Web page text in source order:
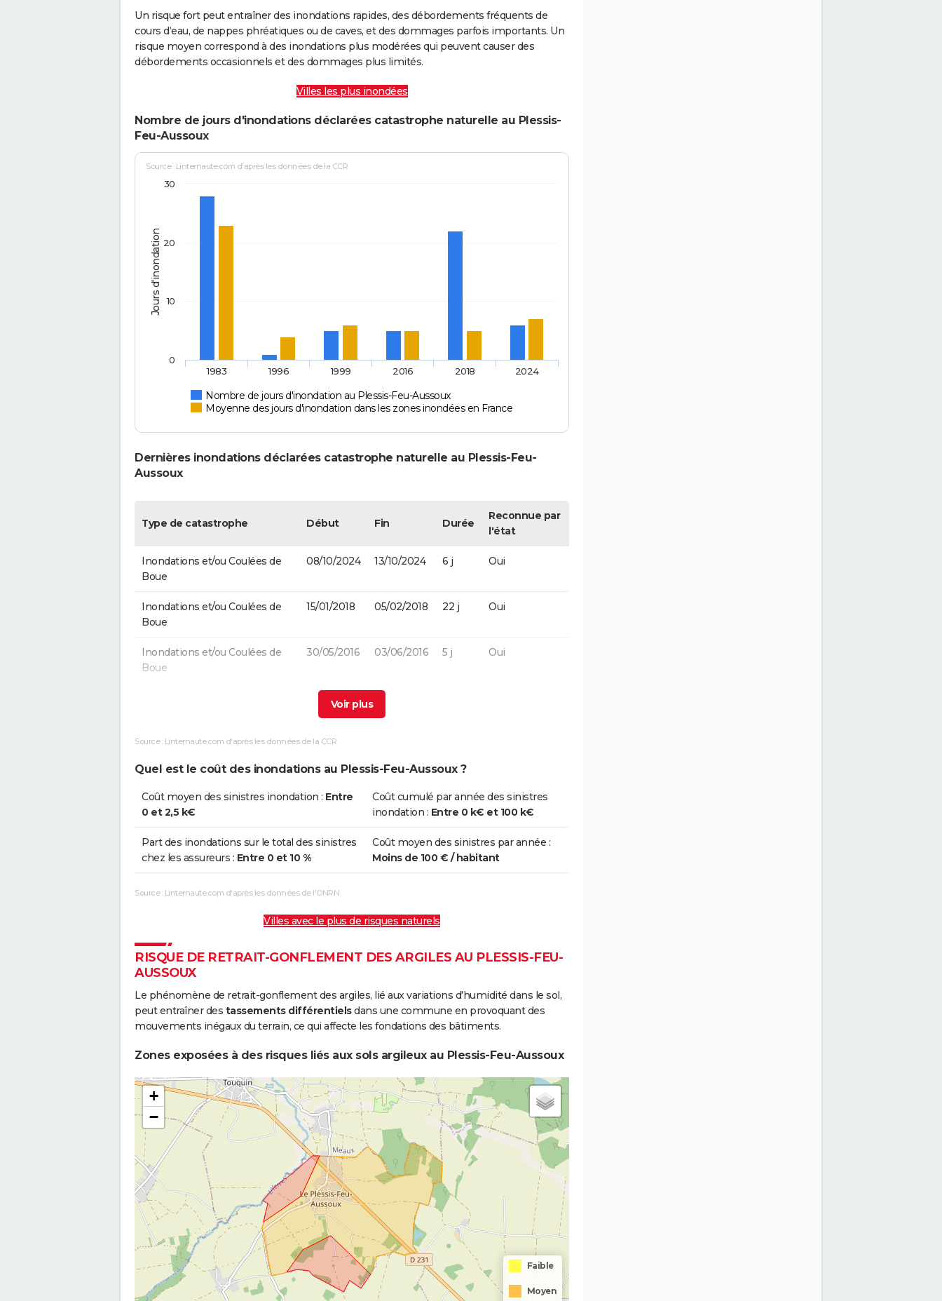
Un risque fort peut entraîner des inondations rapides, des débordements fréquents de
cours d’eau, de nappes phréatiques ou de caves, et des dommages parfois importants. Un
risque moyen correspond à des inondations plus modérées qui peuvent causer des
débordements occasionnels et des dommages plus limités.
Villes les plus inondées
Nombre de jours d'inondations déclarées catastrophe naturelle au Plessis-
Feu-Aussoux
Jours d'inondation
Source : Linternaute.com d'après les données de la CCR
Nombre de jours d'inondation au Plessis-Feu-Aussoux
Moyenne des jours d'inondation dans les zones inondées en France
1983 1996 1999 2016 2018 2024
0
10
20
30
Dernières inondations déclarées catastrophe naturelle au Plessis-Feu-
Aussoux
Type de catastrophe Début Fin Durée
Reconnue par
l'état
Inondations et/ou Coulées de
Boue
08/10/2024 13/10/2024 6 j Oui
Inondations et/ou Coulées de
Boue
15/01/2018 05/02/2018 22 j Oui
Inondations et/ou Coulées de
Boue
30/05/2016 03/06/2016 5 j Oui
25/12/1999 29/12/1999
Inondations et/ou Coulées de
18/05/1996
Boue
Source : Linternaute.com d'après les données de la CCR
Quel est le coût des inondations au Plessis-Feu-Aussoux ?
Coût moyen des sinistres inondation : Entre
0 et 2,5 k€
Coût cumulé par année des sinistres
inondation : Entre 0 k€ et 100 k€
Part des inondations sur le total des sinistres
chez les assureurs : Entre 0 et 10 %
Coût moyen des sinistres par année :
Moins de 100 € / habitant
Source : Linternaute.com d'après les données de l'ONRN
Villes avec le plus de risques naturels
RISQUE DE RETRAIT-GONFLEMENT DES ARGILES AU PLESSIS-FEU-
AUSSOUX
Le phénomène de retrait-gonflement des argiles, lié aux variations d'humidité dans le sol,
peut entraîner des tassements différentielsdans une commune en provoquant des
mouvements inégaux du terrain, ce qui affecte les fondations des bâtiments.
Zones exposées à des risques liés aux sols argileux au Plessis-Feu-Aussoux
+
−
Faible
Moyen